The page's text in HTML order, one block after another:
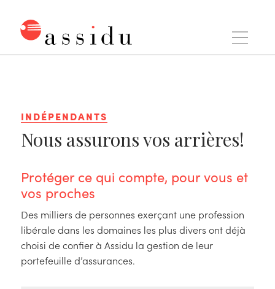
contenu
INDÉPENDANTS
Nous assurons vos arrières!
Protéger ce qui compte, pour vous et
vos proches
Des milliers de personnes exerçant une profession
libérale dans les domaines les plus divers ont déjà
choisi de confier à Assidu la gestion de leur
portefeuille d’assurances.